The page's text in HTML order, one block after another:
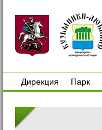
Дирекция
Парк